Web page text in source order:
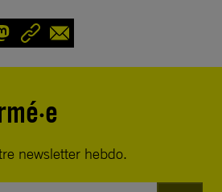
newsletter hebdo.